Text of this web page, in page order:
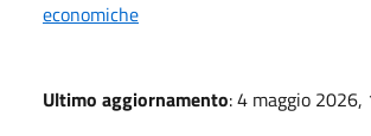
economiche
Ultimo aggiornamento: 4 maggio 2026,